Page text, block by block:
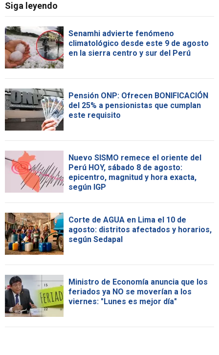
Siga leyendo
Senamhi advierte fenómeno
climatológico desde este 9 de agosto
en la sierra centro y sur del Perú
Pensión ONP: Ofrecen BONIFICACIÓN
del 25% a pensionistas que cumplan
este requisito
Nuevo SISMO remece el oriente del
Perú HOY, sábado 8 de agosto:
epicentro, magnitud y hora exacta,
según IGP
Corte de AGUA en Lima el 10 de
agosto: distritos afectados y horarios,
según Sedapal
Ministro de Economía anuncia que los
feriados ya NO se moverían a los
viernes: "Lunes es mejor día"